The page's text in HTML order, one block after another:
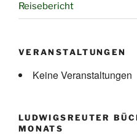
Reisebericht
VERANSTALTUNGEN
Keine Veranstaltungen
LUDWIGSREUTER
MONATS